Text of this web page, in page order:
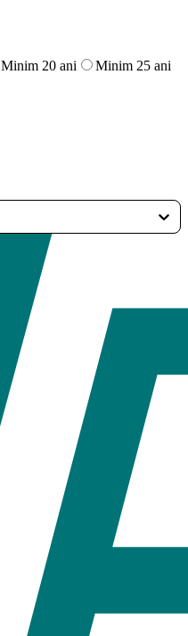
Minim 20 ani
Minim 25 ani